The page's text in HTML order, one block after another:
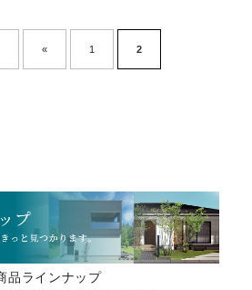
« 1 2
品ラインナップ